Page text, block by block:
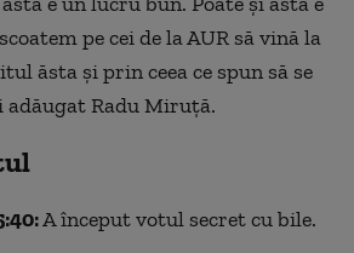
pe cei de la AUR să vină la
ăsta şi prin ceea ce spun să se
adăugat Radu Miruţă.
A început votul secret cu bile.